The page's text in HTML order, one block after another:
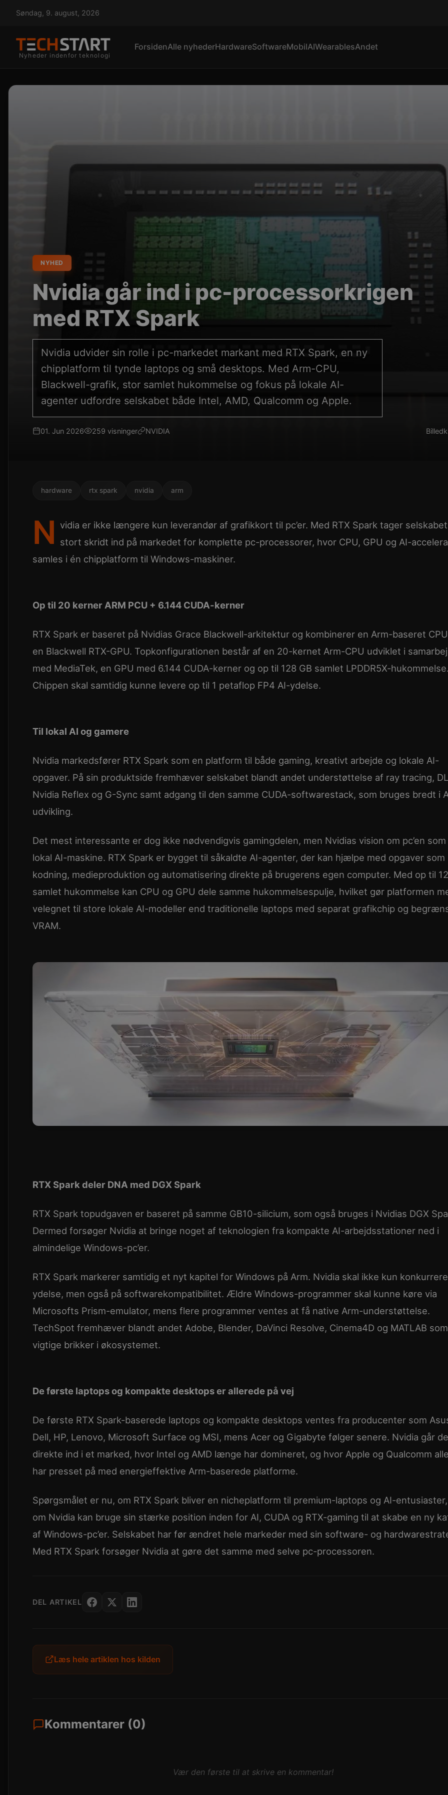
Søndag, 9. august, 2026
Nyheder indenfor teknologi
ForsidenAlle nyhederHardwareSoftwareMobilAIWearablesAndet
NYHED
Nvidia går ind i pc-processorkrigen
med RTX Spark
Nvidia udvider sin rolle i pc-markedet markant med RTX Spark, en ny
chipplatform til tynde laptops og små desktops. Med Arm-CPU,
Blackwell-grafik, stor samlet hukommelse og fokus på lokale AI-
agenter udfordre selskabet både Intel, AMD, Qualcomm og Apple.
01. Jun 2026 259 visninger NVIDIA
hardware rtx spark nvidia arm
N vidia er ikke længere kun leverandør af grafikkort til pc’er. Med RTX Spark tager
stort skridt ind på markedet for komplette pc-processorer, hvor CPU, GPU og AI-
samles i én chipplatform til Windows-maskiner.
Op til 20 kerner ARM PCU + 6.144 CUDA-kerner
RTX Spark er baseret på Nvidias Grace Blackwell-arkitektur og kombinerer en Arm-baseret
en Blackwell RTX-GPU. Topkonfigurationen består af en 20-kernet Arm-CPU udviklet i
med MediaTek, en GPU med 6.144 CUDA-kerner og op til 128 GB samlet LPDDR5X-
Chippen skal samtidig kunne levere op til 1 petaflop FP4 AI-ydelse.
Til lokal AI og gamere
Nvidia markedsfører RTX Spark som en platform til både gaming, kreativt arbejde og lokale AI-
opgaver. På sin produktside fremhæver selskabet blandt andet understøttelse af ray tracing,
Nvidia Reflex og G-Sync samt adgang til den samme CUDA-softwarestack, som bruges bredt i
udvikling.
Det mest interessante er dog ikke nødvendigvis gamingdelen, men Nvidias vision om pc’en
lokal AI-maskine. RTX Spark er bygget til såkaldte AI-agenter, der kan hjælpe med opgaver som
kodning, medieproduktion og automatisering direkte på brugerens egen computer. Med op til
samlet hukommelse kan CPU og GPU dele samme hukommelsespulje, hvilket gør platformen
velegnet til store lokale AI-modeller end traditionelle laptops med separat grafikchip og
VRAM.
RTX Spark deler DNA med DGX Spark
RTX Spark topudgaven er baseret på samme GB10-silicium, som også bruges i Nvidias DGX
Dermed forsøger Nvidia at bringe noget af teknologien fra kompakte AI-arbejdsstationer ned i
almindelige Windows-pc’er.
RTX Spark markerer samtidig et nyt kapitel for Windows på Arm. Nvidia skal ikke kun
ydelse, men også på softwarekompatibilitet. Ældre Windows-programmer skal kunne køre via
Microsofts Prism-emulator, mens flere programmer ventes at få native Arm-understøttelse.
TechSpot fremhæver blandt andet Adobe, Blender, DaVinci Resolve, Cinema4D og MATLAB som
vigtige brikker i økosystemet.
De første laptops og kompakte desktops er allerede på vej
De første RTX Spark-baserede laptops og kompakte desktops ventes fra producenter som
Dell, HP, Lenovo, Microsoft Surface og MSI, mens Acer og Gigabyte følger senere. Nvidia går
direkte ind i et marked, hvor Intel og AMD længe har domineret, og hvor Apple og Qualcomm
har presset på med energieffektive Arm-baserede platforme.
Spørgsmålet er nu, om RTX Spark bliver en nicheplatform til premium-laptops og AI-
om Nvidia kan bruge sin stærke position inden for AI, CUDA og RTX-gaming til at skabe en ny
af Windows-pc’er. Selskabet har før ændret hele markeder med sin software- og
Med RTX Spark forsøger Nvidia at gøre det samme med selve pc-processoren.
DEL ARTIKEL
Læs hele artiklen hos kilden
Kommentarer (0)
Vær den første til at skrive en kommentar!